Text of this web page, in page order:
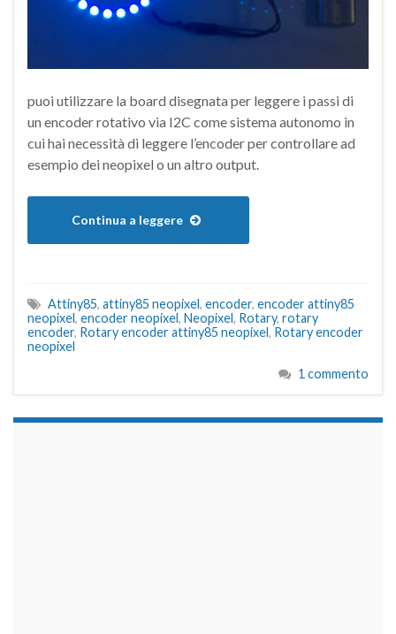
puoi utilizzare la board disegnata per leggere i passi di
un encoder rotativo via I2C come sistema autonomo in
cui hai necessità di leggere l’encoder per controllare ad
esempio dei neopixel o un altro output.
Continua a leggere
Attiny85, attiny85 neopixel, encoder, encoder attiny85
neopixel, encoder neopixel, Neopixel, Rotary, rotary
encoder, Rotary encoder attiny85 neopixel, Rotary encoder
neopixel
1 commento